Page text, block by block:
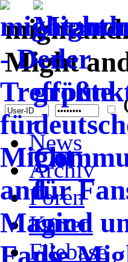
Might
News
Archiv
Foren
Karten
Filebase